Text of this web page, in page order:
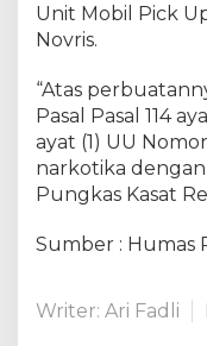
Unit Mobil Pick
Novris.
“Atas
Pasal Pasal 114
ayat (1) UU
narkotika dengan
Pungkas Kasat
Sumber : Humas
Writer: Ari Fadli